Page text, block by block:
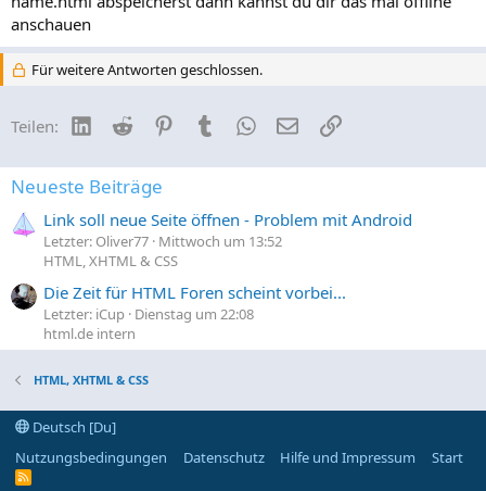
anschauen
Für weitere Antworten geschlossen.
Teilen: LinkedIn
Reddit PinterestTumblrWhatsApp
E-MailLink
Neueste Beiträge
Link soll neue Seite öffnen - Problem mit Android
Letzter: Oliver77 Mittwoch um 13:52
HTML, XHTML & CSS
Die Zeit für HTML Foren scheint vorbei...
Letzter: iCup Dienstag um 22:08
html.de intern
HTML, XHTML & CSS
Deutsch [Du]
Nutzungsbedingungen
Datenschutz Hilfe und Impressum Start
R